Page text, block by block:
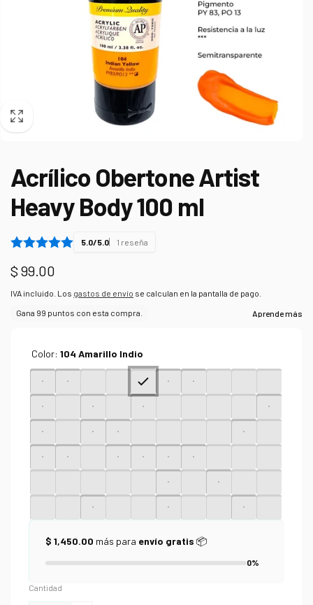
Acrílico Obertone Artist
Heavy Body 100 ml
5.0/5.0 1 reseña
Precio
habitual
$ 99.00
IVA incluido. Los gastos de envío se calculan en la pantalla de pago.
Color: 104 Amarillo Indio
$ 1,450.00 más para envío gratis 📦
0%
Cantidad